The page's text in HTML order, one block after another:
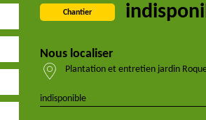
Chantier
Nous localiser
Plantation et entretien jardin
indisponible